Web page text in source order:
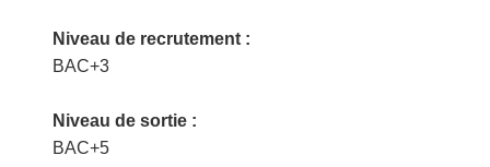
Niveau de recrutement :
BAC+3
Niveau de sortie :
BAC+5